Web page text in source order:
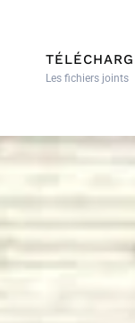
Les fichiers joints